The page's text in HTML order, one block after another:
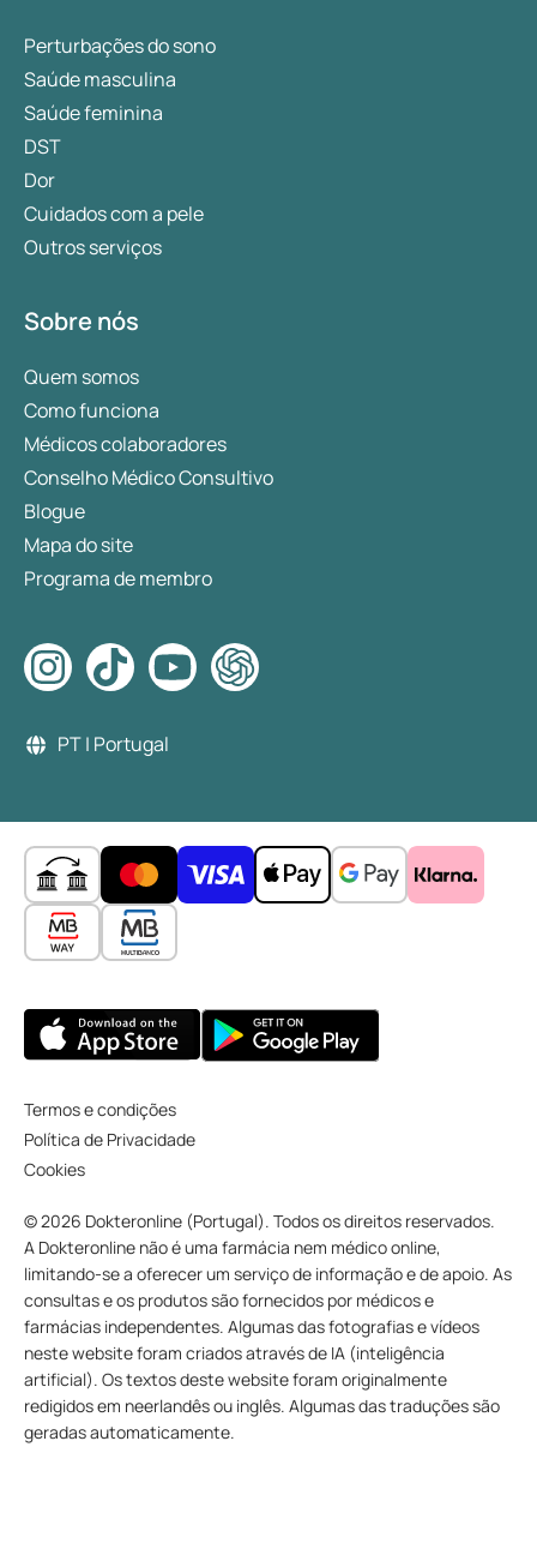
Perturbações do sono
Saúde masculina
Saúde feminina
DST
Dor
Cuidados com a pele
Outros serviços
Sobre nós
Quem somos
Como funciona
Médicos colaboradores
Conselho Médico Consultivo
Blogue
Mapa do site
Programa de membro
PT | Portugal
Termos e condições
Política de Privacidade
Cookies
© 2026 Dokteronline (Portugal). Todos os direitos reservados.
A Dokteronline não é uma farmácia nem médico online,
limitando-se a oferecer um serviço de informação e de apoio. As
consultas e os produtos são fornecidos por médicos e
farmácias independentes. Algumas das fotografias e vídeos
neste website foram criados através de IA (inteligência
artificial). Os textos deste website foram originalmente
redigidos em neerlandês ou inglês. Algumas das traduções são
geradas automaticamente.